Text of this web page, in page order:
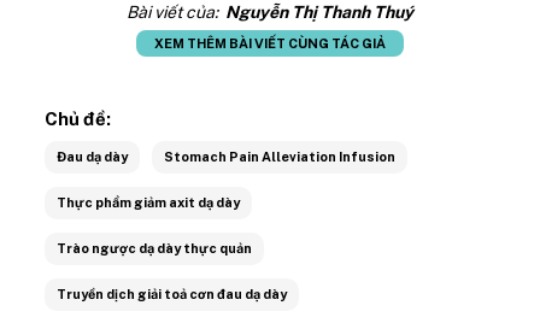
Bài viết của: Nguyễn Thị Thanh Thuý
XEM THÊM BÀI VIẾT CÙNG TÁC GIẢ
Chủ đề:
Đau dạ dày Stomach Pain Alleviation Infusion
Thực phẩm giảm axit dạ dày
Trào ngược dạ dày thực quản
Truyền dịch giải toả cơn đau dạ dày